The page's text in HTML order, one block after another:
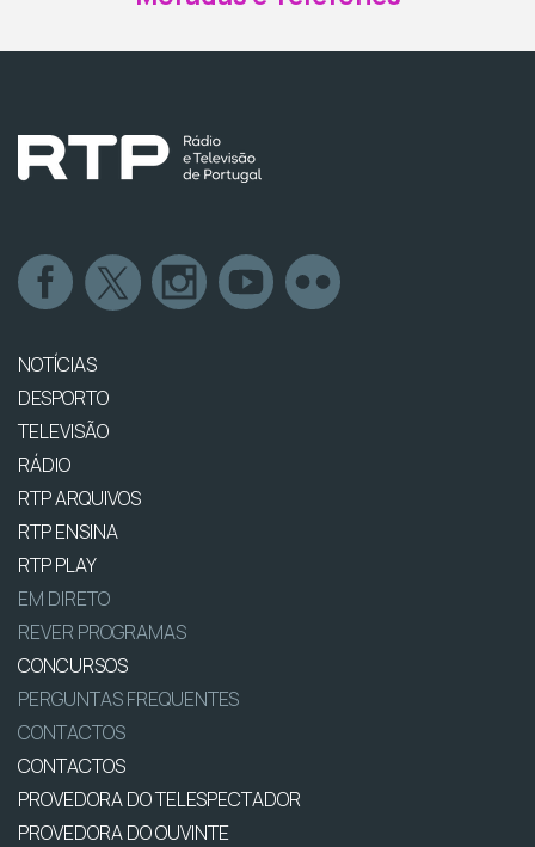
NOTÍCIAS
DESPORTO
TELEVISÃO
RÁDIO
RTP ARQUIVOS
RTP ENSINA
RTP PLAY
EM DIRETO
REVER PROGRAMAS
CONCURSOS
PERGUNTAS FREQUENTES
CONTACTOS
CONTACTOS
PROVEDORA DO TELESPECTADOR
PROVEDORA DO OUVINTE